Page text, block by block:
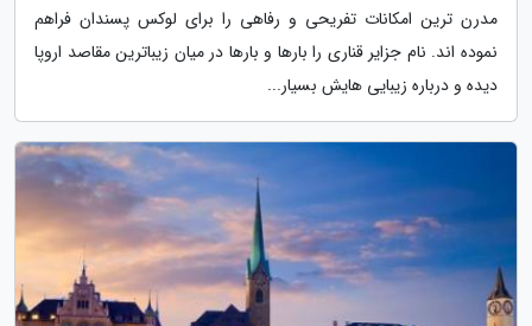
مدرن ترین امکانات تفریحی و رفاهی را برای لوکس پسندان فراهم
نموده اند. نام جزایر قناری را بارها و بارها در میان زیباترین مقاصد اروپا
دیده و درباره زیبایی هایش بسیار...